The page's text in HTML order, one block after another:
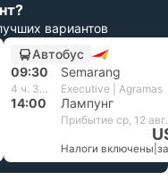
вариантов
Автобус
09:30
Semarang
4 ч. 30 м. Executive | Agramas
14:00 Лампунг
Прибытие ср, 12 авг.
Налоги включены